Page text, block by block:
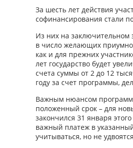
За шесть лет действия
софинансирования стали
Из них на заключительном
в число желающих
как и для прежних
лет государство будет
счета суммы от 2 до 12
году за счет программы,
Важным нюансом
положенный срок – для
закончился 31 января
важный платеж в
учитываться, но не